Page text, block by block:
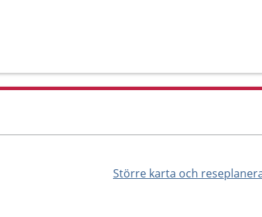
Större karta och